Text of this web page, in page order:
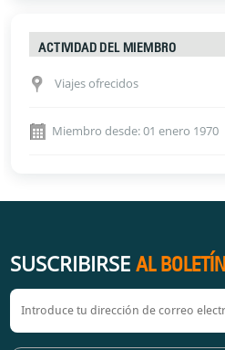
ACTIVIDAD DEL MIEMBRO
Viajes ofrecidos
Miembro desde: 01 enero 1970
SUSCRIBIRSEAL BOLETÍN